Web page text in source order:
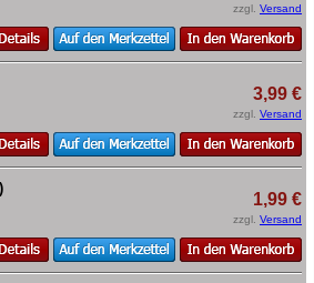
zzgl. Versand
3,99 €
zzgl. Versand
1,99 €
zzgl. Versand